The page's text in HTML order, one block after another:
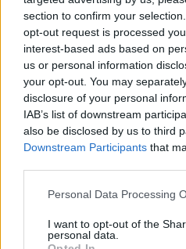
section to confirm your
opt-out request is processed
interest-based ads based on
us or personal information
your opt-out. You may
disclosure of your personal
IAB’s list of downstream
also be disclosed by us to third
Downstream Participants that
Please note that this website/
not limited to your visit or usage
grant or deny consent to
Personal Data Processing
I want to opt-out of the
personal data.
a horvát
és a zágrábi
együttműködve
hogy megoldást
következő
státuszával
A horvát elnököt már a